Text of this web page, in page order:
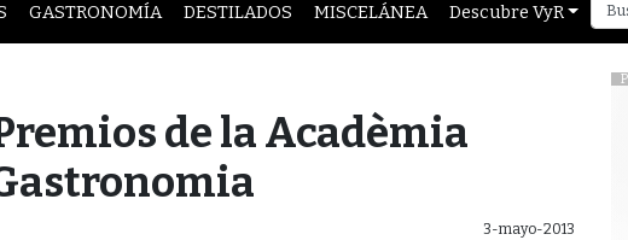
GASTRONOMÍA DESTILADOS MISCELÁNEA Descubre VyR
de la Acadèmia
3-mayo-2013